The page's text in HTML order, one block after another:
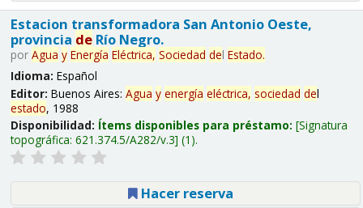
Estacion transformadora San Antonio Oeste,
provincia deRío Negro.
por Agua y Energía Eléctrica, Sociedad del Estado.
Idioma: Español
Editor: Buenos Aires: Agua y energía eléctrica, sociedad del
estado, 1988
Disponibilidad: Ítems disponibles para préstamo: Signatura
topográfica: 621.374.5/A282/v.3 (1).
Hacer reserva